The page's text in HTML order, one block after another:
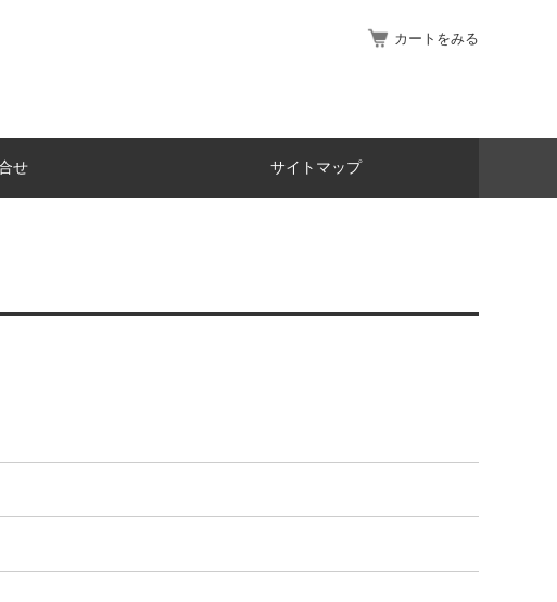
カートをみる
せ サイトマップ